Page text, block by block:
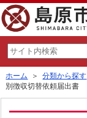
ホーム ＞分類から探す
別徴収切替依頼届出書